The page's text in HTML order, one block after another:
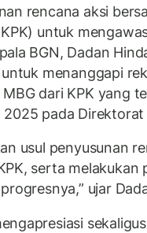
rencana aksi
untuk
BGN, Dadan
menanggapi
dari KPK yang
2025 pada
usul penyusunan
serta
ujar